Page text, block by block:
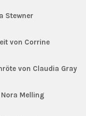
Stewner
von Corrine
von Claudia Gray
Melling